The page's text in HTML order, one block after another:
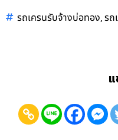
รถเครนรับจ้างบ่อทอง,รถ